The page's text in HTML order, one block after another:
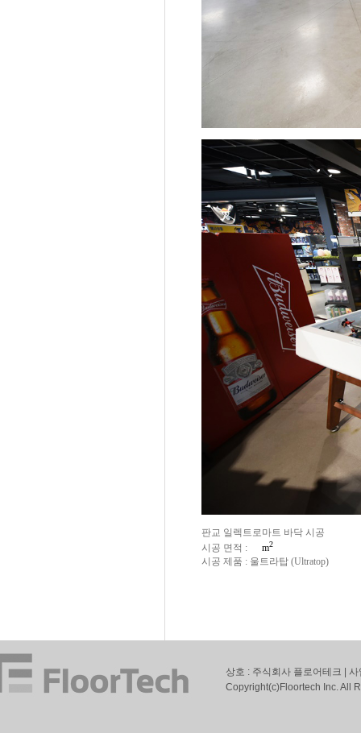
판교 일렉트로마트 바닥 시공
시공 면적 : m2
시공 제품 : 울트라탑 (Ultratop)
상호 : 주식회사 플로어테크 |
Copyright(c)Floortech Inc. All